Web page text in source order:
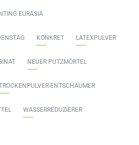
EURASIA
KONKRET LATEXPULVER
NEUER PUTZMÖRTEL
ENTSCHÄUMER
WASSERREDUZIERER